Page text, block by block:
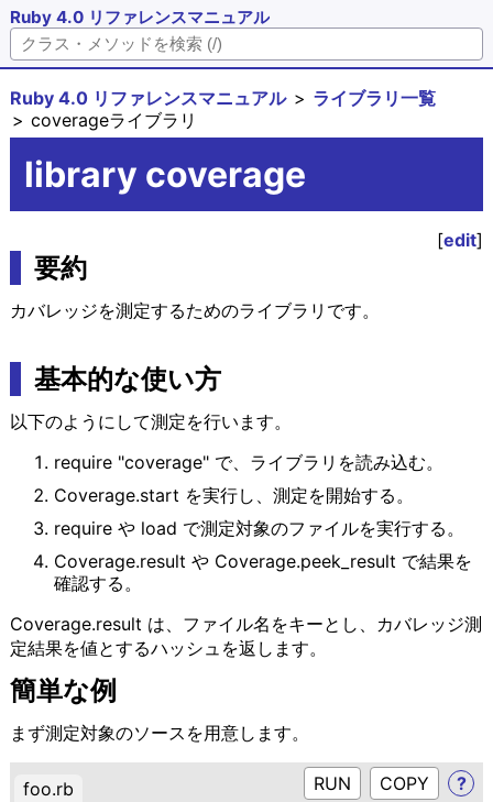
Ruby 4.0 リファレンスマニュアル
Ruby 4.0 リファレンスマニュアル
ライブラリ一覧
coverageライブラリ
library coverage
[edit]
要約
カバレッジを測定するためのライブラリです。
基本的な使い方
以下のようにして測定を行います。
require "coverage" で、ライブラリを読み込む。
Coverage.start を実行し、測定を開始する。
require や load で測定対象のファイルを実行する。
Coverage.result や Coverage.peek_result で結果を
確認する。
Coverage.result は、ファイル名をキーとし、カバレッジ測
定結果を値とするハッシュを返します。
簡単な例
まず測定対象のソースを用意します。
foo.rb RUN ?